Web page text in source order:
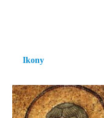
Ikony